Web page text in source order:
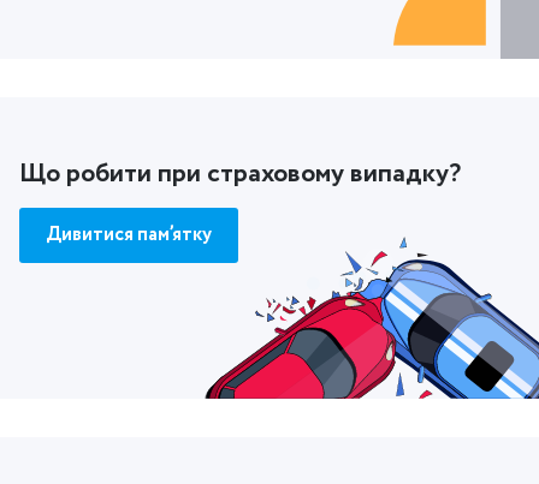
Що робити при страховому випадку?
Дивитися пам’ятку